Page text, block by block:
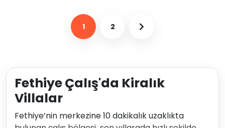
1 2
Fethiye Çalış'da Kiralık
Villalar
Fethiye’nin merkezine 10 dakikalık uzaklıkta